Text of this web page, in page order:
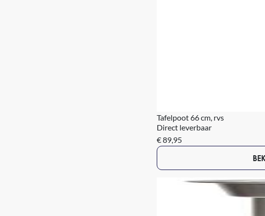
Tafelpoot 66 cm, rvs
Direct leverbaar
€ 89,95